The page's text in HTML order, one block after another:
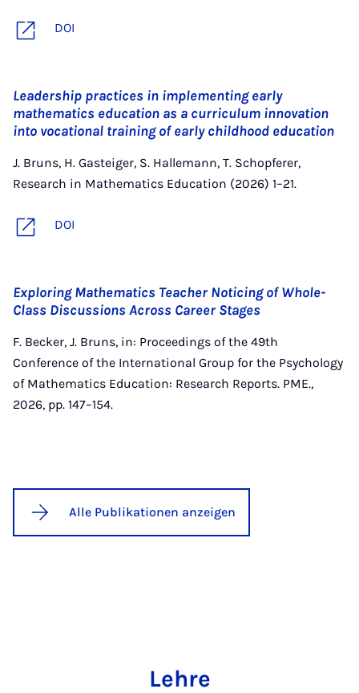
DOI
Leadership practices in implementing early
mathematics education as a curriculum innovation
into vocational training of early childhood education
J. Bruns, H. Gasteiger, S. Hallemann, T. Schopferer,
Research in Mathematics Education (2026) 1–21.
DOI
Exploring Mathematics Teacher Noticing of Whole-
Class Discussions Across Career Stages
F. Becker, J. Bruns, in: Proceedings of the 49th
Conference of the International Group for the Psychology
of Mathematics Education: Research Reports. PME.,
2026, pp. 147–154.
Alle Publikationen anzeigen
Lehre